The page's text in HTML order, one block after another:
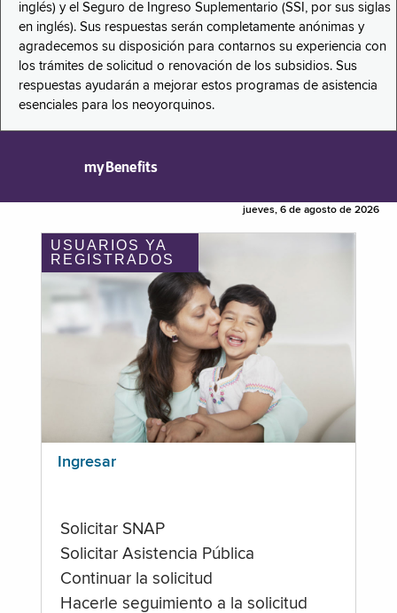
inglés) y el Seguro de Ingreso Suplementario (SSI, por sus siglas
en inglés). Sus respuestas serán completamente anónimas y
agradecemos su disposición para contarnos su experiencia con
los trámites de solicitud o renovación de los subsidios. Sus
respuestas ayudarán a mejorar estos programas de asistencia
esenciales para los neoyorquinos.
myBenefits
jueves, 6 de agosto de 2026
USUARIOS YA
REGISTRADOS
Ingresar
Solicitar SNAP
Solicitar Asistencia Pública
Continuar la solicitud
Hacerle seguimiento a la solicitud